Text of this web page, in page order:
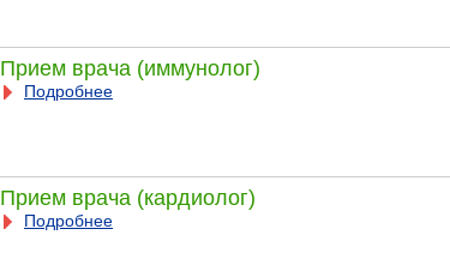
Прием врача (иммунолог)
Подробнее
Прием врача (кардиолог)
Подробнее